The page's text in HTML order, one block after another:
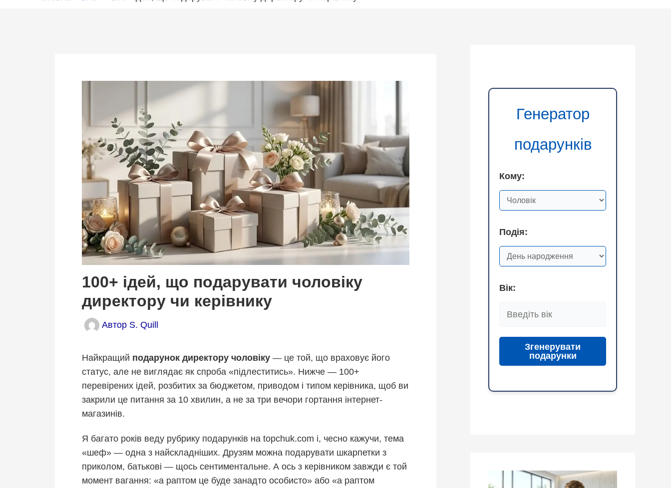
100+ ідей, що подарувати чоловіку
директору чи керівнику
Автор S. Quill
Найкращий подарунок директору чоловіку — це той, що враховує його
статус, але не виглядає як спроба «підлеститись». Нижче — 100+
перевірених ідей, розбитих за бюджетом, приводом і типом керівника, щоб ви
закрили це питання за 10 хвилин, а не за три вечори гортання інтернет-
магазинів.
Я багато років веду рубрику подарунків на topchuk.com і, чесно кажучи, тема
«шеф» — одна з найскладніших. Друзям можна подарувати шкарпетки з
приколом, батькові — щось сентиментальне. А ось з керівником завжди є той
момент вагання: «а раптом це буде занадто особисто» або «а раптом
Генератор
подарунків
Кому:
Подія:
Вік:
Згенерувати
подарунки